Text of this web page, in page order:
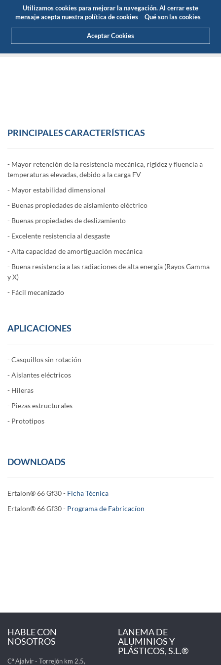
Utilizamos cookies para mejorar la navegación. Al cerrar este
mensaje acepta nuestra política de cookies
Qué son las cookies
Aceptar Cookies
Área Cliente
Presupuesto(0)
PRINCIPALESCARACTERÍSTICAS
- Mayor retención de la resistencia mecánica, rigidez y fluencia a
temperaturas elevadas, debido a la carga FV
- Mayor estabilidad dimensional
- Buenas propiedades de aislamiento eléctrico
- Buenas propiedades de deslizamiento
- Excelente resistencia al desgaste
- Alta capacidad de amortiguación mecánica
- Buena resistencia a las radiaciones de alta energía (Rayos Gamma
y X)
- Fácil mecanizado
APLICACIONES
- Casquillos sin rotación
- Aislantes eléctricos
- Hileras
- Piezas estructurales
- Prototipos
DOWNLOADS
Ertalon® 66 Gf30 - Ficha Técnica
Ertalon® 66 Gf30- Programa de Fabricacíon
HABLE CON
NOSOTROS
Cª Ajalvir - Torrejón km 2,5,
LANEMA DE
ALUMINIOS Y
PLÁSTICOS, S.L.®